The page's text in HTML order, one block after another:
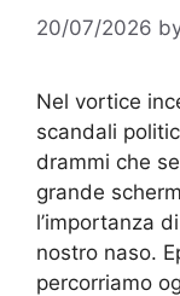
20/07/2026
Nel vortice
scandali
drammi che
grande
l’importanza
nostro naso.
percorriamo